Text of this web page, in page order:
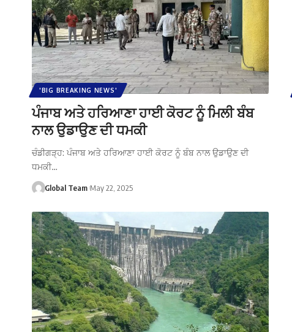
'BIG BREAKING NEWS'
ਪੰਜਾਬ ਅਤੇ ਹਰਿਆਣਾ ਹਾਈ ਕੋਰਟ ਨੂੰ ਮਿਲੀ ਬੰਬ
ਨਾਲ ਉਡਾਉਣ ਦੀ ਧਮਕੀ
ਚੰਡੀਗੜ੍ਹ: ਪੰਜਾਬ ਅਤੇ ਹਰਿਆਣਾ ਹਾਈ ਕੋਰਟ ਨੂੰ ਬੰਬ ਨਾਲ ਉਡਾਉਣ ਦੀ
ਧਮਕੀ…
Global Team May 22, 2025